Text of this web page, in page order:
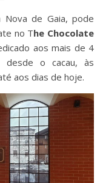
Nova de Gaia, pode
no The Chocolate
aos mais de 4
desde o cacau, às
aos dias de hoje.